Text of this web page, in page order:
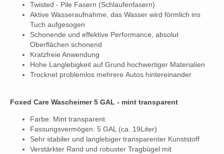
Twisted - Pile Fasern (Schlaufenfasern)
Aktive Wasseraufnahme, das Wasser wird förmlich ins
Tuch aufgesogen
Schonende und effektive Performance, absolut
Oberflächen schonend
Kratzfreie Anwendung
Hohe Langlebigkeit auf Grund hochwertiger Materialien
Trocknet problemlos mehrere Autos hintereinander
Foxed Care Wascheimer 5 GAL - mint transparent
Farbe: Mint transparent
Fassungsvermögen: 5 GAL (ca. 19Liter)
Sehr stabiler und langlebiger transparenter Kunststoff
Verstärkter Rand und robuster Tragbügel mit